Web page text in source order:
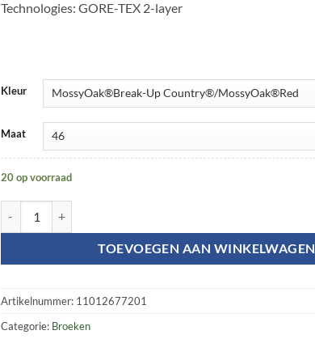
Technologies: GORE-TEX 2-layer
Kleur
Maat
20 op voorraad
TOEVOEGEN AAN WINKELWAGEN
Artikelnummer: 11012677201
Categorie: Broeken